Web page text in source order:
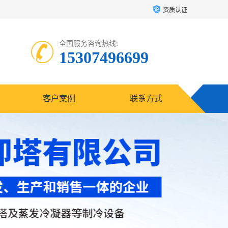
资质认证
全国服务咨询热线:
15307496699
客户案例 联系方式